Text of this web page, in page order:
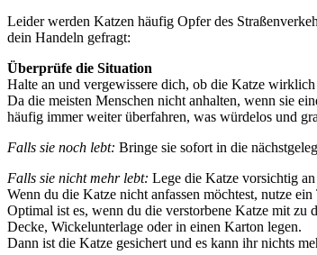
Leider werden Katzen häufig Opfer des
dein Handeln gefragt:
Überprüfe die Situation
Halte an und vergewissere dich, ob die Katze
Da die meisten Menschen nicht anhalten, wenn sie
häufig immer weiter überfahren, was würdelos und
Falls sie noch lebt: Bringe sie sofort in die
Falls sie nicht mehr lebt: Lege die Katze vorsichtig
Wenn du die Katze nicht anfassen möchtest, nutze
Optimal ist es, wenn du die verstorbene Katze mit zu
Decke, Wickelunterlage oder in einen Karton legen.
Dann ist die Katze gesichert und es kann ihr nichts